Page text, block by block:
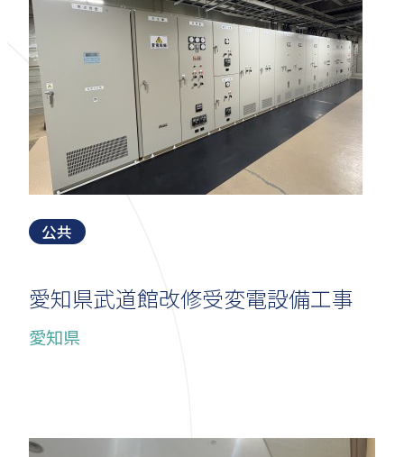
公共
愛知県武道館改修受変電設備工事
愛知県